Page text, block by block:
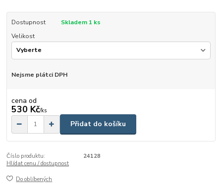
Dostupnost
Skladem 1 ks
Velikost
Nejsme plátci DPH
cena od
530 Kč/ks
Přidat do košíku
Číslo produktu:
24128
Hlídat cenu / dostupnost
Do oblíbených